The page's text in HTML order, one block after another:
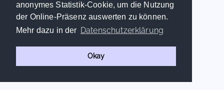
anonymes Statistik-Cookie, um die Nutzung
der Online-Präsenz auswerten zu können.
Mehr dazu in der Datenschutzerklärung
Okay